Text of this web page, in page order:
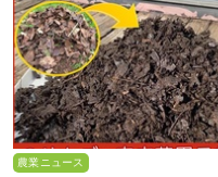
農業ニュース